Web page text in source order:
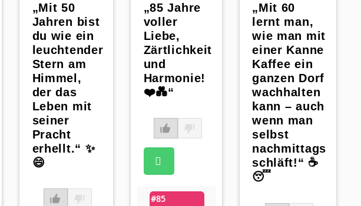
„Mit 50
Jahren bist
du wie ein
leuchtender
Stern am
Himmel,
der das
Leben mit
seiner
Pracht
erhellt.“ ✨
😄
„85 Jahre
voller
Liebe,
Zärtlichkeit
und
Harmonie!
❤️💑“
#85
„Mit 60
lernt man,
wie man mit
einer Kanne
Kaffee ein
ganzen Dorf
wachhalten
kann – auch
wenn man
selbst
nachmittags
schläft!“ ☕
😴